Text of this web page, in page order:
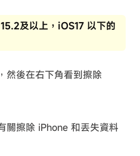
及以上，iOS17 以下的
然後在右下角看到擦除
關擦除 iPhone 和丟失資料